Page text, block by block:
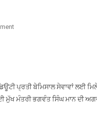
On
ਮੁਲਾਜ਼ਮਾਂ
ਪ੍ਰਤੀ ਬੇਮਿਸਾਲ ਸੇਵਾਵਾਂ ਲਈ
ਮੁੱਖ ਮੰਤਰੀ ਭਗਵੰਤ ਸਿੰਘ ਮਾਨ ਦੀ